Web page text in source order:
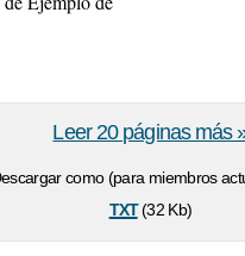
como (para miembros
txt(32 Kb)
Leer 20 páginas más